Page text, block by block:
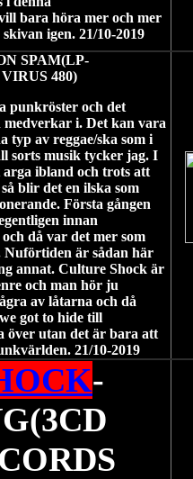
bara höra mer och mer
igen. 21/10-2019
SPAM(LP-
480)
punkröster och det
i. Det kan vara
typ av reggae/ska som i
sorts musik tycker jag. I
ibland och trots att
blir det en ilska som
Första gången
innan
då var det mer som
Nuförtiden är sådan här
annat. Culture Shock är
och man hör ju
av låtarna och då
got to hide till
utan det är bara att
21/10-2019
-